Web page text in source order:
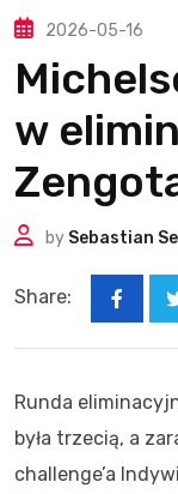
2026-05-16
w
by Sebastian
Share:
Runda
była trzecią, a
challenge’a